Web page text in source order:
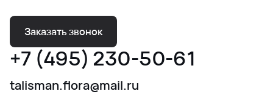
Заказать звонок
+7 (495) 230-50-61
talisman.flora@mail.ru